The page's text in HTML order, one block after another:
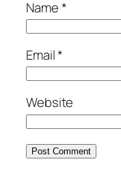
Name*
Email*
Website